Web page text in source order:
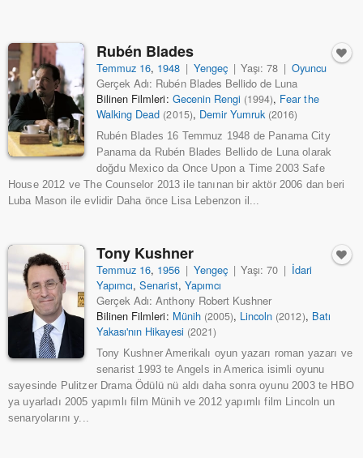
Rubén Blades
Temmuz 16, 1948 | Yengeç | Yaşı: 78 | Oyuncu
Gerçek Adı: Rubén Blades Bellido de Luna
Bilinen Filmleri: Gecenin Rengi (1994), Fear the
Walking Dead (2015), Demir Yumruk (2016)
Rubén Blades 16 Temmuz 1948 de Panama City
Panama da Rubén Blades Bellido de Luna olarak
doğdu Mexico da Once Upon a Time 2003 Safe
House 2012 ve The Counselor 2013 ile tanınan bir aktör 2006 dan beri
Luba Mason ile evlidir Daha önce Lisa Lebenzon il...
Tony Kushner
Temmuz 16, 1956 | Yengeç | Yaşı: 70 | İdari
Yapımcı,Senarist, Yapımcı
Gerçek Adı: Anthony Robert Kushner
Bilinen Filmleri: Münih (2005), Lincoln (2012), Batı
Yakası'nın Hikayesi (2021)
Tony Kushner Amerikalı oyun yazarı roman yazarı ve
senarist 1993 te Angels in America isimli oyunu
sayesinde Pulitzer Drama Ödülü nü aldı daha sonra oyunu 2003 te HBO
ya uyarladı 2005 yapımlı film Münih ve 2012 yapımlı film Lincoln un
senaryolarını y...